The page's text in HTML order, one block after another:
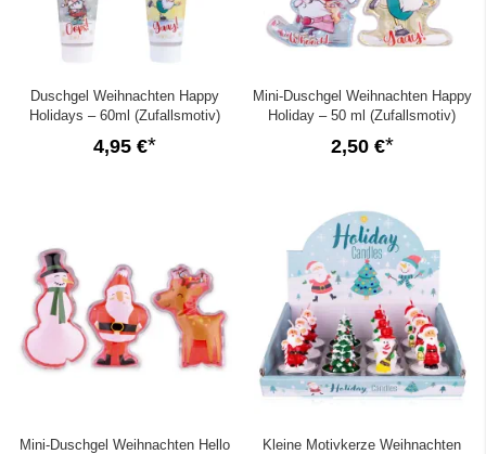
Duschgel Weihnachten Happy
Holidays – 60ml (Zufallsmotiv)
4,95 €
Mini-Duschgel Weihnachten Happy
Holiday – 50 ml (Zufallsmotiv)
2,50 €
Mini-Duschgel Weihnachten Hello
Kleine Motivkerze Weihnachten